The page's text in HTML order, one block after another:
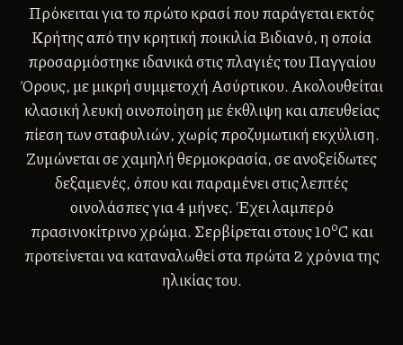
Πρόκειται για το πρώτο κρασί που παράγεται εκτός
Κρήτης από την κρητική ποικιλία Βιδιανό, η οποία
προσαρμόστηκε ιδανικά στις πλαγιές του Παγγαίου
Όρους, με μικρή συμμετοχή Ασύρτικου. Ακολουθείται
κλασική λευκή οινοποίηση με έκθλιψη και απευθείας
πίεση των σταφυλιών, χωρίς προζυμωτική εκχύλιση.
Ζυμώνεται σε χαμηλή θερμοκρασία, σε ανοξείδωτες
δεξαμενές, όπου και παραμένει στις λεπτές
οινολάσπες για 4 μήνες. Έχει λαμπερό
πρασινοκίτρινο χρώμα. Σερβίρεται στους 10οC και
προτείνεται να καταναλωθεί στα πρώτα 2 χρόνια της
ηλικίας του.